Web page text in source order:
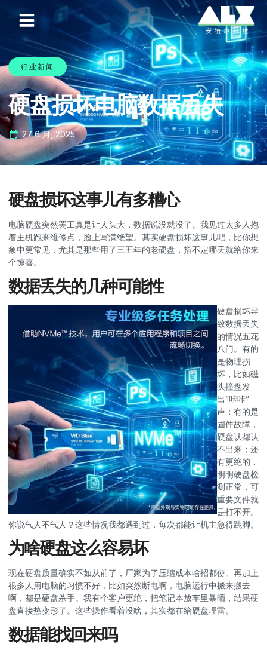
行业新闻
硬盘损坏电脑数据丢失
27 6 月, 2025
硬盘损坏这事儿有多糟心
电脑硬盘突然罢工真是让人头大，数据说没就没了。我见过太多人抱
着主机跑来维修点，脸上写满绝望。其实硬盘损坏这事儿吧，比你想
象中更常见，尤其是那些用了三五年的老硬盘，指不定哪天就给你来
个惊喜。
数据丢失的几种可能性
硬盘损坏导
致数据丢失
的情况五花
八门。有的
是物理损
坏，比如磁
头撞盘发
出”咔咔”
声；有的是
固件故障，
硬盘认都认
不出来；还
有更绝的，
明明硬盘检
测正常，可
重要文件就
是打不开。
你说气人不气人？这些情况我都遇到过，每次都能让机主急得跳脚。
为啥硬盘这么容易坏
现在硬盘质量确实不如从前了，厂家为了压缩成本啥招都使。再加上
很多人用电脑的习惯不好，比如突然断电啊，电脑运行中搬来搬去
啊，都是硬盘杀手。我有个客户更绝，把笔记本放车里暴晒，结果硬
盘直接热变形了。这些操作看着没啥，其实都在给硬盘埋雷。
数据能找回来吗